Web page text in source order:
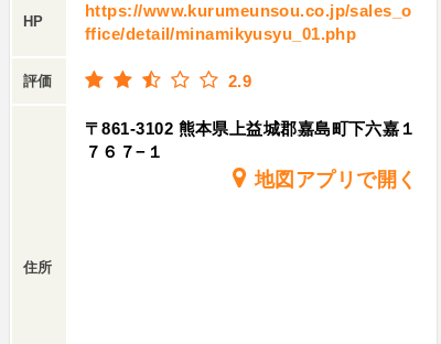
HP
https://www.kurumeunsou.co.jp/sales_o
ffice/detail/minamikyusyu_01.php
評価 2.9
住所
〒861-3102 熊本県上益城郡嘉島町下六嘉１
７６７−１
地図アプリで開く